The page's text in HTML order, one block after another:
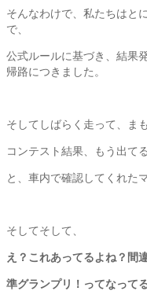
そんなわけで、私たちはと
で、
公式ルールに基づき、結果
帰路につきました。
そしてしばらく走って、ま
コンテスト結果、もう出て
と、車内で確認してくれた
そしてそして、
え？これあってるよね？間
準グランプリ！ってなって